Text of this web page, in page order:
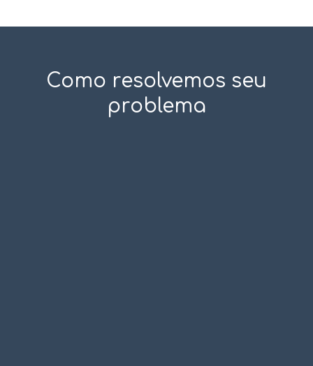
Como resolvemos seu
problema